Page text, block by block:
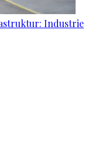
Industrie